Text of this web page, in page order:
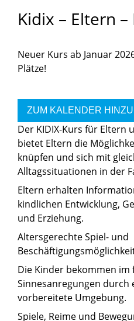
Kidix – Eltern –
Neuer Kurs ab Januar
Plätze!
ZUM KALENDER
Der KIDIX-Kurs für Eltern
bietet Eltern die
knüpfen und sich mit
Alltagssituationen in der
Eltern erhalten
kindlichen Entwicklung,
und Erziehung.
Altersgerechte Spiel- und
Die Kinder bekommen im
Sinnesanregungen durch
vorbereitete Umgebung.
Spiele, Reime und